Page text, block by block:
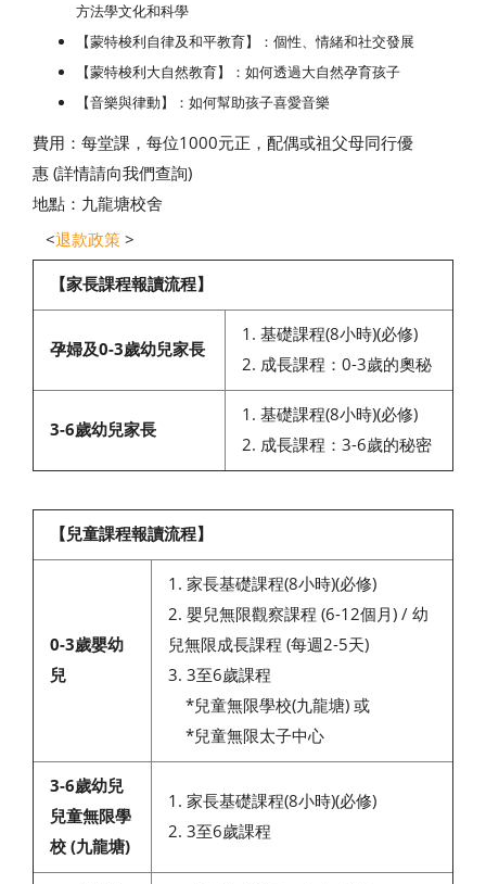
方法學文化和科學
【蒙特梭利自律及和平教育】：個性、情緒和社交發展
【蒙特梭利大自然教育】：如何透過大自然孕育孩子
【音樂與律動】：如何幫助孩子喜愛音樂
費用：每堂課，每位1000元正，配偶或祖父母同行優
惠 (詳情請向我們查詢)
地點：九龍塘校舍
<退款政策 >
【家長課程報讀流程】
孕婦及0-3歲幼兒家長
1. 基礎課程(8小時)(必修)
2. 成長課程：0-3歲的奧秘
3-6歲幼兒家長
1. 基礎課程(8小時)(必修)
2. 成長課程：3-6歲的秘密
【兒童課程報讀流程】
0-3歲嬰幼
兒
1. 家長基礎課程(8小時)(必修)
2. 嬰兒無限觀察課程 (6-12個月) / 幼
兒無限成長課程 (每週2-5天)
3. 3至6歲課程
*兒童無限學校(九龍塘) 或
*兒童無限太子中心
3-6歲幼兒
兒童無限學
校 (九龍塘)
1. 家長基礎課程(8小時)(必修)
2. 3至6歲課程